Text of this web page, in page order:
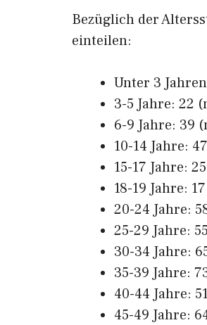
Bezüglich der
einteilen:
Unter 3
3-5 Jahre: 22
6-9 Jahre: 39
10-14 Jahre:
15-17 Jahre:
18-19 Jahre:
20-24 Jahre:
25-29 Jahre:
30-34 Jahre:
35-39 Jahre:
40-44 Jahre:
45-49 Jahre: